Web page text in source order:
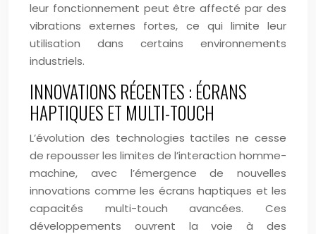
leur fonctionnement peut être affecté par des
vibrations externes fortes, ce qui limite leur
utilisation dans certains environnements
industriels.
INNOVATIONS RÉCENTES : ÉCRANS
HAPTIQUES ET MULTI-TOUCH
L’évolution des technologies tactiles ne cesse
de repousser les limites de l’interaction homme-
machine, avec l’émergence de nouvelles
innovations comme les écrans haptiques et les
capacités multi-touch avancées. Ces
développements ouvrent la voie à des